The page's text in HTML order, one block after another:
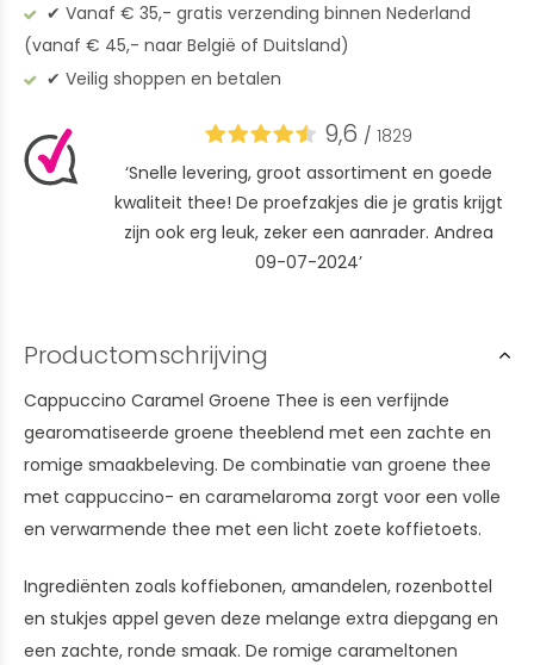
✔︎ Vanaf € 35,- gratis verzending binnen Nederland
(vanaf € 45,- naar België of Duitsland)
✔︎ Veilig shoppen en betalen
9,6 / 1829
‘Snelle levering, groot assortiment en goede
kwaliteit thee! De proefzakjes die je gratis krijgt
zijn ook erg leuk, zeker een aanrader. Andrea
09-07-2024’
Productomschrijving
Cappuccino Caramel Groene Thee is een verfijnde
gearomatiseerde groene theeblend met een zachte en
romige smaakbeleving. De combinatie van groene thee
met cappuccino- en caramelaroma zorgt voor een volle
en verwarmende thee met een licht zoete koffietoets.
Ingrediënten zoals koffiebonen, amandelen, rozenbottel
en stukjes appel geven deze melange extra diepgang en
een zachte, ronde smaak. De romige carameltonen